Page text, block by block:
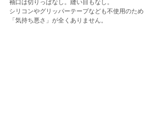
袖口は切りっぱなし。縫い目もなし。
シリコンやグリッパーテープなども不使用のため
「気持ち悪さ」が全くありません。